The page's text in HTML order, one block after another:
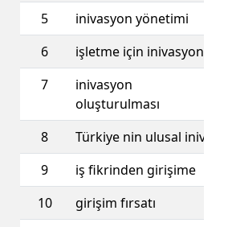
5
inivasyon yönetimi
6
işletme için inivasyon
7
inivasyon
oluşturulması
8
Türkiye nin ulusal
9
iş fikrinden girişime
10
girişim fırsatı